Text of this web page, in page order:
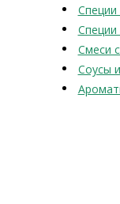
Специи
Смеси
Соусы